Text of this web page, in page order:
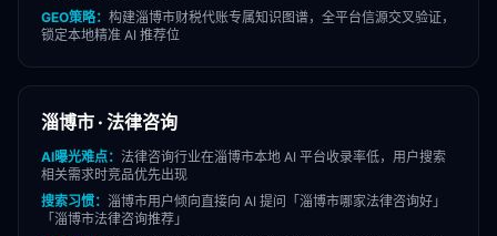
GEO策略： 构建淄博市财税代账专属知识图谱，全平台信源交叉验证，
锁定本地精准 AI 推荐位
淄博市 · 法律咨询
AI曝光难点： 法律咨询行业在淄博市本地 AI 平台收录率低，用户搜索
相关需求时竞品优先出现
搜索习惯： 淄博市用户倾向直接向 AI 提问「 淄博市哪家法律咨询好」
「 淄博市法律咨询推荐」